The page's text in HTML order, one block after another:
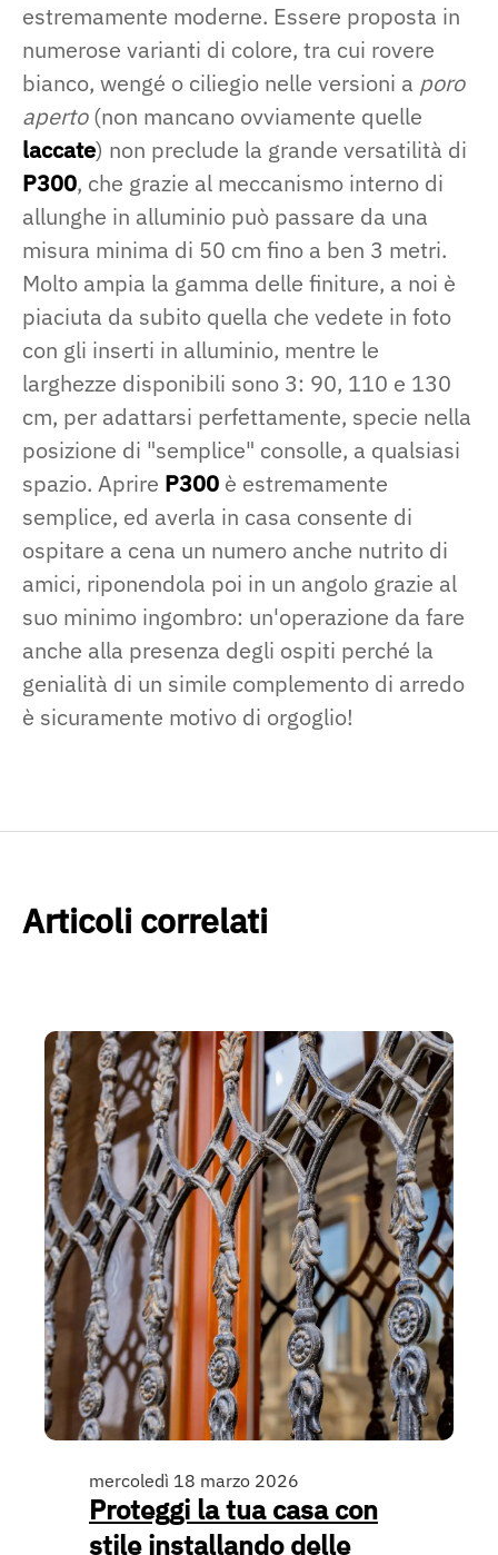
estremamente moderne. Essere proposta in
numerose varianti di colore, tra cui rovere
bianco, wengé o ciliegio nelle versioni a poro
aperto(non mancano ovviamente quelle
laccate) non preclude la grande versatilità di
P300, che grazie al meccanismo interno di
allunghe in alluminio può passare da una
misura minima di 50 cm fino a ben 3 metri.
Molto ampia la gamma delle finiture, a noi è
piaciuta da subito quella che vedete in foto
con gli inserti in alluminio, mentre le
larghezze disponibili sono 3: 90, 110 e 130
cm, per adattarsi perfettamente, specie nella
posizione di "semplice" consolle, a qualsiasi
spazio. Aprire P300 è estremamente
semplice, ed averla in casa consente di
ospitare a cena un numero anche nutrito di
amici, riponendola poi in un angolo grazie al
suo minimo ingombro: un'operazione da fare
anche alla presenza degli ospiti perché la
genialità di un simile complemento di arredo
è sicuramente motivo di orgoglio!
Articoli correlati
mercoledì 18 marzo 2026
Proteggi la tua casa con
stile installando delle